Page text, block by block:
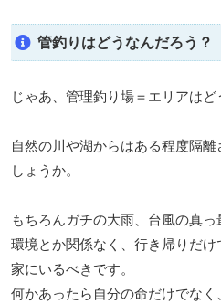
管釣りはどうなんだろう？
じゃあ、管理釣り場＝エリアはど
自然の川や湖からはある程度隔
しょうか。
もちろんガチの大雨、台風の真っ
環境とか関係なく、行き帰りだけ
家にいるべきです。
何かあったら自分の命だけでな